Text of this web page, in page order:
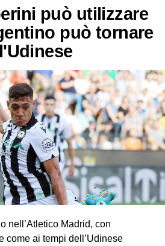
può utilizzare
può tornare
nell’Atletico Madrid, con
come ai tempi dell’Udinese